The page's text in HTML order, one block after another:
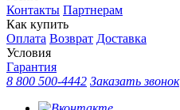
Контакты Партнерам
Как купить
Оплата Возврат Доставка
Условия
Гарантия
8 800 500-4442 Заказать звонок